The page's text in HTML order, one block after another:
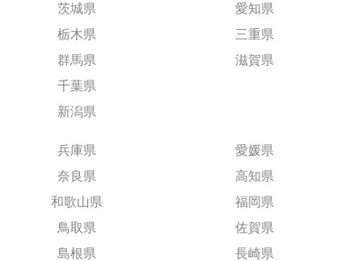
茨城県
栃木県
群馬県
千葉県
新潟県
愛知県
三重県
滋賀県
兵庫県
奈良県
和歌山県
鳥取県
島根県
愛媛県
高知県
福岡県
佐賀県
長崎県